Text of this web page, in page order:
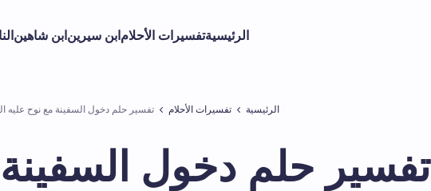
الرئيسيةتفسيرات الأحلام ابن سيرين ابن شاهين
الرئيسية تفسيرات الأحلام تفسير حلم دخول السفينة مع نوح عليه
تفسير حلم دخول